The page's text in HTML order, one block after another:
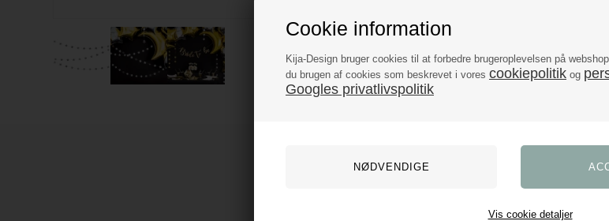
Cookie information
Kija-Design bruger cookies til at forbedre brugeroplevelsen på
du brugen af cookies som beskrevet i vores cookiepolitik og
Googles privatlivspolitik
Vis cookie detaljer